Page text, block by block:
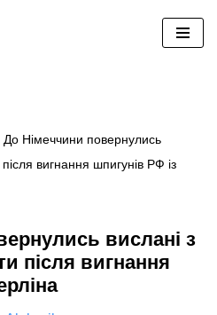
До Німеччини повернулись
вигнання шпигунів РФ із
вислані з
після вигнання